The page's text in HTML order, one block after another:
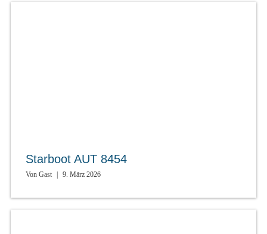
Starboot AUT 8454
Von Gast | 9. März 2026